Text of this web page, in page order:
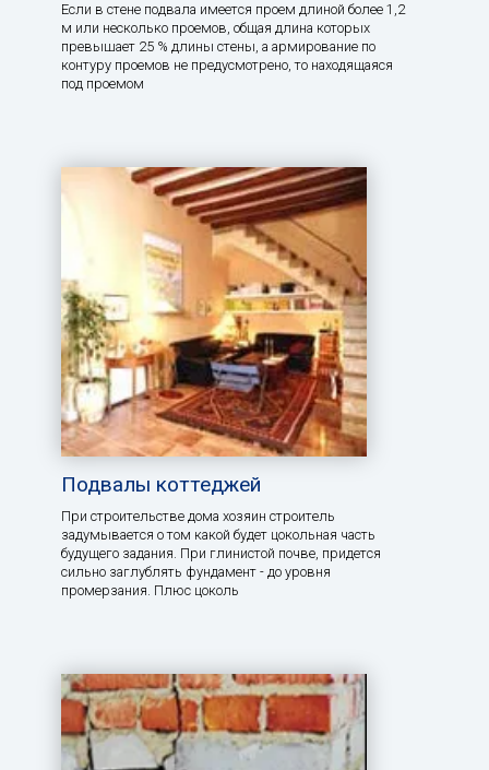
Если в стене подвала имеется проем длиной более 1,2
м или несколько проемов, общая длина которых
превышает 25 % длины стены, а армирование по
контуру проемов не предусмотрено, то находящаяся
под проемом
Подвалы коттеджей
При строительстве дома хозяин строитель
задумывается о том какой будет цокольная часть
будущего задания. При глинистой почве, придется
сильно заглублять фундамент - до уровня
промерзания. Плюс цоколь